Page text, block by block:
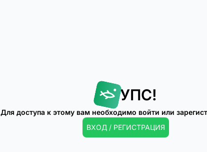
УПС!
Для доступа к этому вам необходимо войти или
ВХОД / РЕГИСТРАЦИЯ